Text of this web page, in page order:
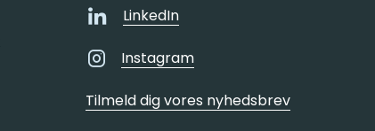
LinkedIn
Instagram
Tilmeld dig vores nyhedsbrev